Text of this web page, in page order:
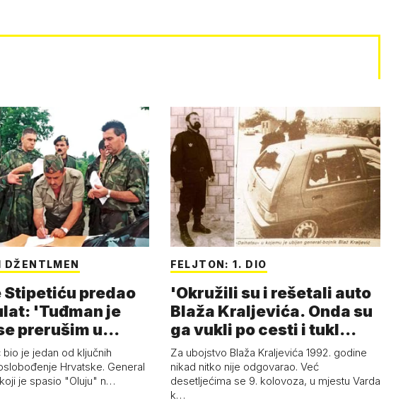
DŽENTLMEN
Stipetiću predao
'Tuđman je
prerušim u
bio je jedan od ključnih
Hrvatske. General
je spasio "Oluju" n…
FELJTON: 1. DIO
'Okružili su i rešetali auto
Blaža Kraljevića. Onda su
ga vukli po cesti i tukl…
Za ubojstvo Blaža Kraljevića 1992. godine
nikad nitko nije odgovarao. Već
desetljećima se 9. kolovoza, u mjestu Varda
k…